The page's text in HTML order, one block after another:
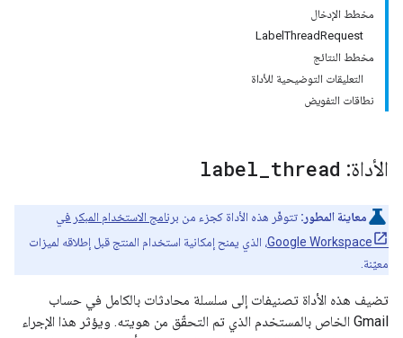
مخطط الإدخال
LabelThreadRequest
مخطط النتائج
التعليقات التوضيحية للأداة
نطاقات التفويض
الأداة: label thread
معاينة المطور: تتوفّر هذه الأداة كجزء من برنامج الاستخدام المبكر في
Google Workspace، الذي يمنح إمكانية استخدام المنتج قبل إطلاقه لميزات
معيّنة.
تضيف هذه الأداة تصنيفات إلى سلسلة محادثات بالكامل في حساب
Gmail الخاص بالمستخدم الذي تم التحقّق من هويته. ويؤثر هذا الإجراء